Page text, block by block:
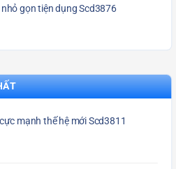
gọn tiện dụng Scd3876
mạnh thế hệ mới Scd3811